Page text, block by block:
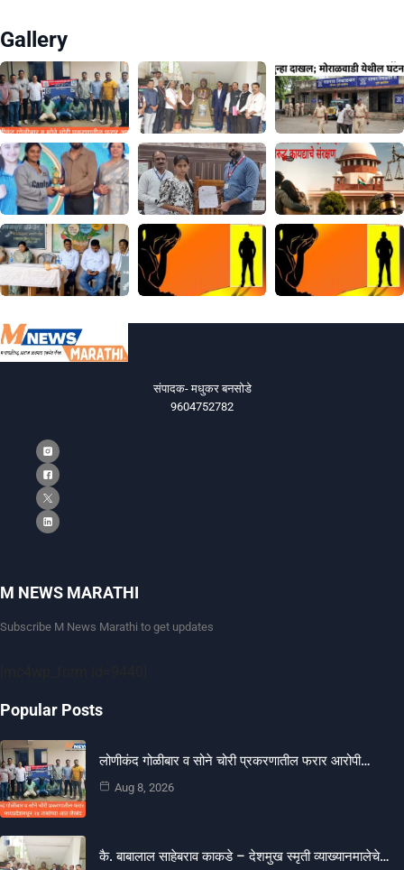
Gallery
संपादक- मधुकर बनसोडे
9604752782
M NEWS MARATHI
Subscribe M News Marathi to get updates
Popular Posts
लोणीकंद गोळीबार व सोने चोरी प्रकरणातील फरार आरोपी…
Aug 8, 2026
कै. बाबालाल साहेबराव काकडे – देशमुख स्मृती व्याख्यानमालेचे…